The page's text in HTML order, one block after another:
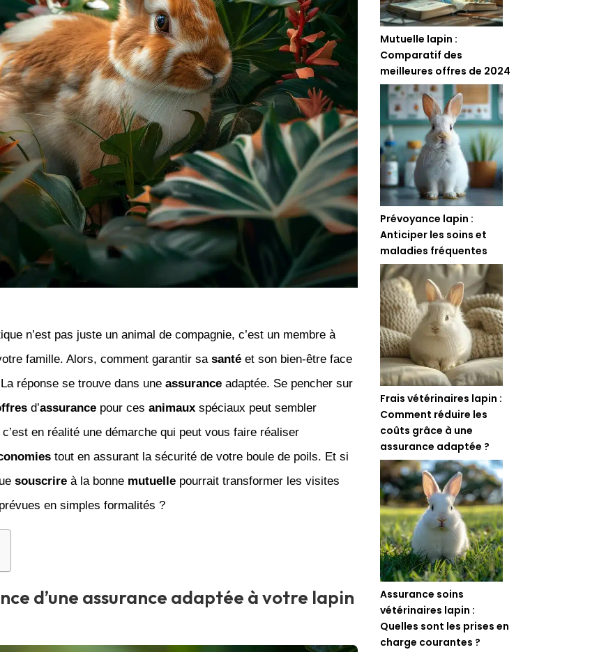
n’est pas juste un animal de compagnie, c’est un membre à
famille. Alors, comment garantir sa santéet son bien-être face
réponse se trouve dans une assuranceadaptée. Se pencher sur
d’assurancepour ces animauxspéciaux peut sembler
en réalité une démarche qui peut vous faire réaliser
tout en assurant la sécurité de votre boule de poils. Et si
souscrireà la bonne mutuellepourrait transformer les visites
en simples formalités ?
d’une assurance adaptée à votre lapin
Mutuelle lapin :
Comparatif des
meilleures offres de 2024
Prévoyance lapin :
Anticiper les soins et
maladies fréquentes
Frais vétérinaires lapin :
Comment réduire les
coûts grâce à une
assurance adaptée ?
Assurance soins
vétérinaires lapin :
Quelles sont les prises en
charge courantes ?